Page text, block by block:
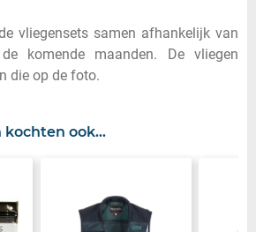
vliegensets samen afhankelijk van
komende maanden. De vliegen
die op de foto.
ook...